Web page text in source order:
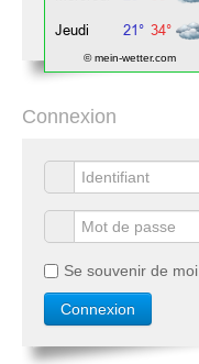
© mein-wetter.com
Connexion
Se souvenir de moi